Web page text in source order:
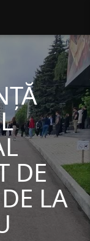
DE
LA